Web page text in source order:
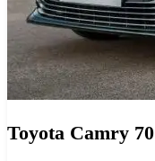
Toyota Camry 70